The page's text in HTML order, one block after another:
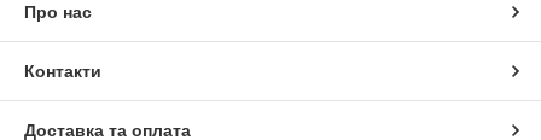
Про нас
Контакти
Доставка та оплата